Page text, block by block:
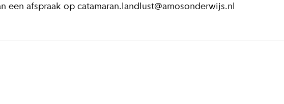
een afspraak op catamaran.landlust@amosonderwijs.nl